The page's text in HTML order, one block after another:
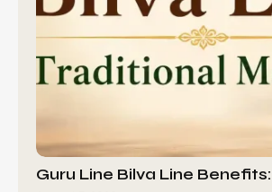
Guru Line Bilva Line